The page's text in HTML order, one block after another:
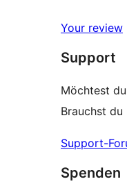
Your review
Support
Möchtest
Brauchst
Support-
Spenden